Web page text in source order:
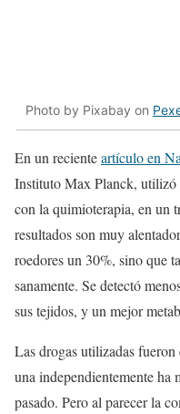
Photo by Pixabay on
En un recienteartículo en
Instituto Max Planck, utilizó
con la quimioterapia, en un
resultados son muy
roedores un 30%, sino que
sanamente. Se detectó
sus tejidos, y un mejor
Las drogas utilizadas
una independientemente ha
pasado. Pero al parecer la